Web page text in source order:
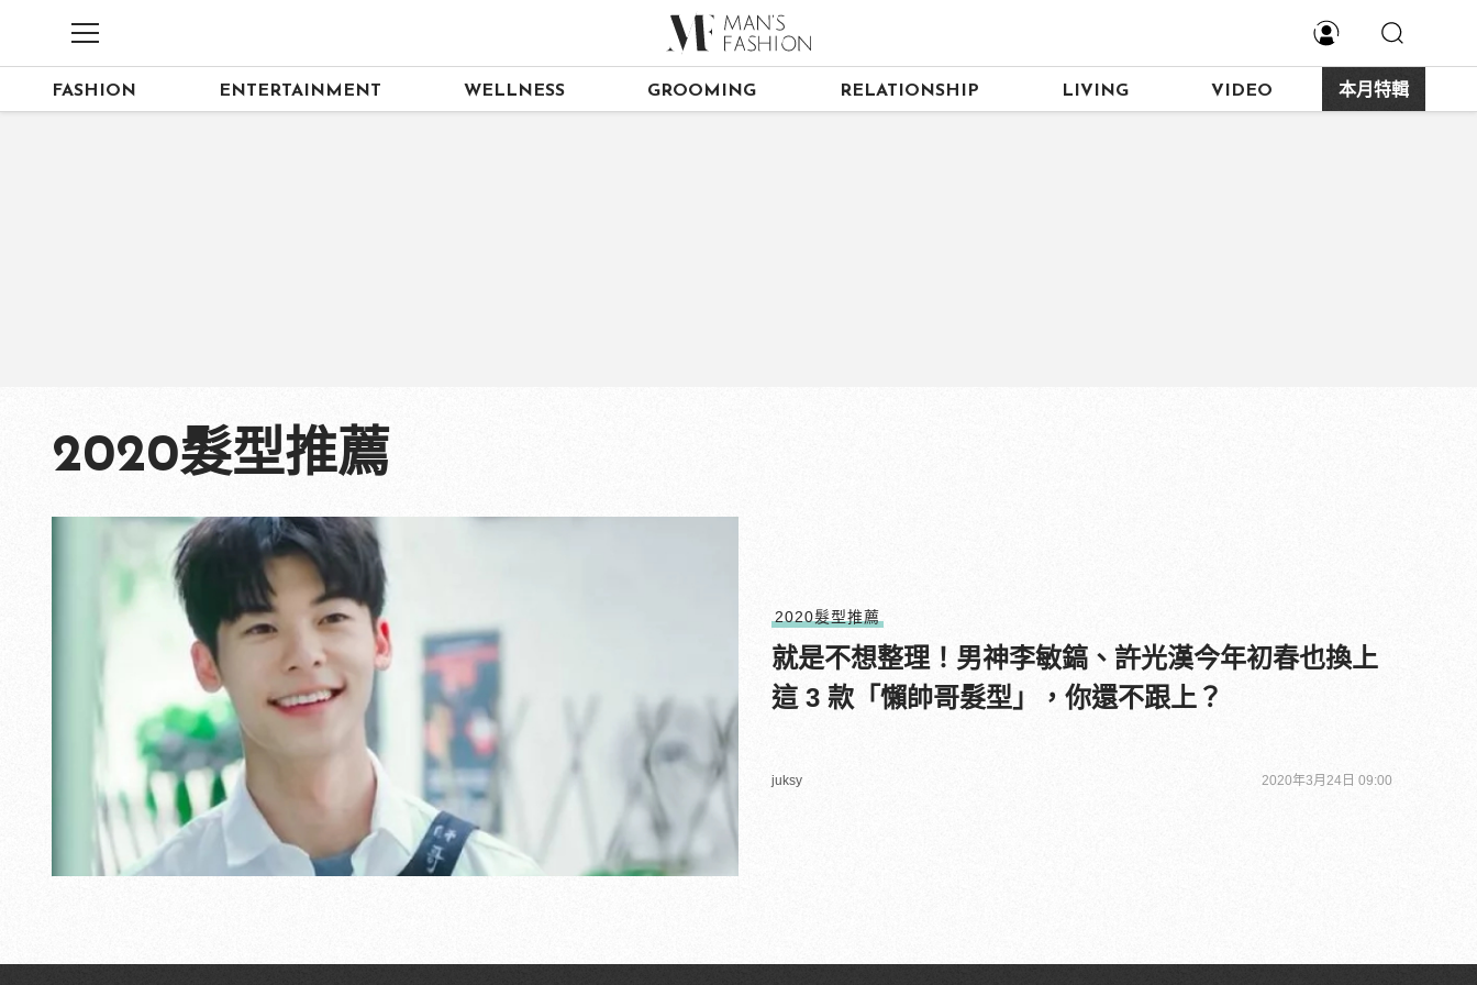
FASHION ENTERTAINMENT WELLNESS GROOMING RELATIONSHIP LIVING VIDEO 本月特輯
2020髮型推薦
2020髮型推薦
就是不想整理！男神李敏鎬、許光漢今年初春也換上
這 3 款「懶帥哥髮型」，你還不跟上？
juksy 2020年3月24日 09:00